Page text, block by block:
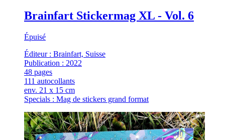
Brainfart Stickermag XL - Vol. 6
Épuisé
Éditeur : Brainfart, Suisse
Publication : 2022
48 pages
111 autocollants
env. 21 x 15 cm
Specials : Mag de stickers grand format